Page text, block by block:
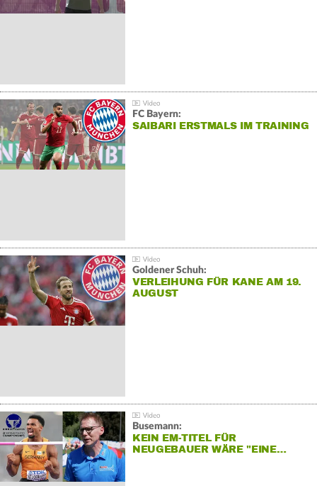
FC Bayern:
SAIBARI ERSTMALS IM TRAINING
Goldener Schuh:
VERLEIHUNG FÜR KANE AM 19.
AUGUST
Busemann:
KEIN EM-TITEL FÜR
NEUGEBAUER WÄRE "EINE…